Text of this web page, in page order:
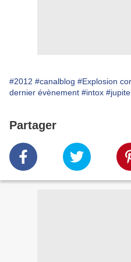
#2012 #canalblog #Explosion
dernier évènement #intox
Partager